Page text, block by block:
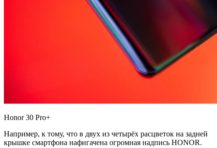
Honor 30 Pro+
Например, к тому, что в двух из четырёх расцветок на задней
крышке смартфона нафигачена огромная надпись HONOR.